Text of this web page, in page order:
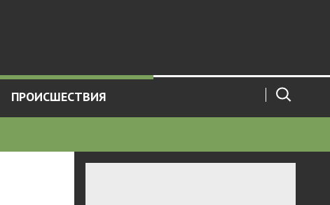
ПРОИСШЕСТВИЯ